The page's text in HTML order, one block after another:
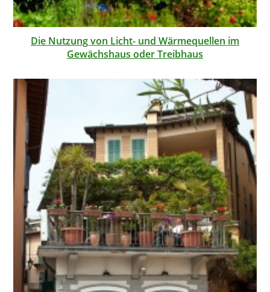
Die Nutzung von Licht- und Wärmequellen im
Gewächshaus oder Treibhaus